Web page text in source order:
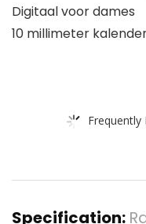
Digitaal voor dames
10 millimeter
Frequently
Specification: